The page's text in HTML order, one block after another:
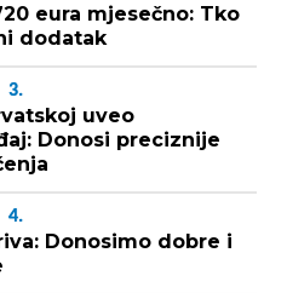
eura mjesečno: Tko
dodatak
3.
uveo
Donosi preciznije
4.
Donosimo dobre i